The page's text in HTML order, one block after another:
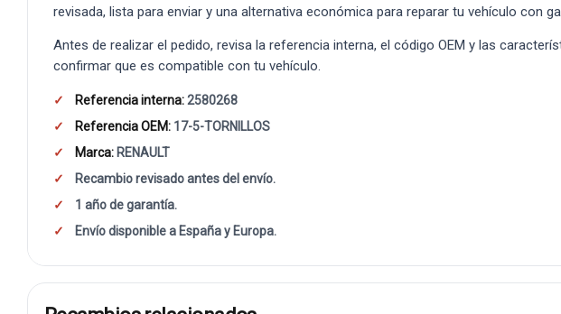
revisada, lista para enviar y una alternativa económica para reparar tu vehículo con
Antes de realizar el pedido, revisa la referencia interna, el código OEM y las
confirmar que es compatible con tu vehículo.
Referencia interna:2580268
Referencia OEM: 17-5-TORNILLOS
Marca: RENAULT
Recambio revisado antes del envío.
1 año de garantía.
Envío disponible a España y Europa.